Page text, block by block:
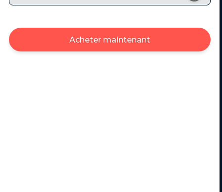
Acheter maintenant